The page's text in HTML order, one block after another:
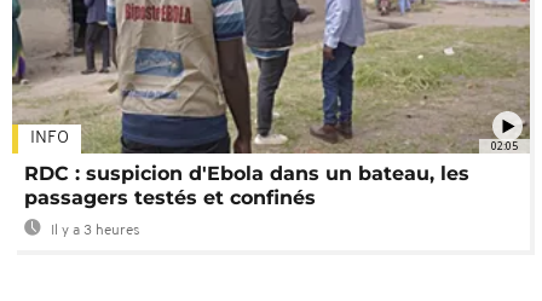
02:05
INFO
RDC : suspicion d'Ebola dans un bateau, les
passagers testés et confinés
Il y a 3 heures